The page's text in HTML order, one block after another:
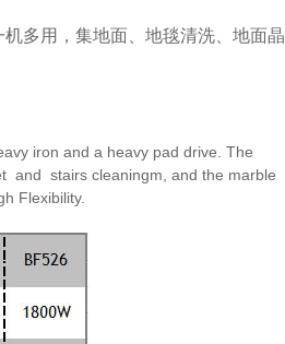
机多用，集地面、地毯清洗、地面晶
iron and a heavy pad drive. The
and stairs cleaningm, and the marble
Flexibility.